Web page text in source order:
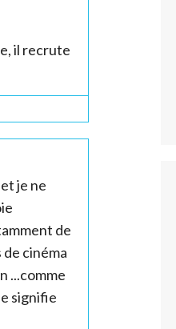
il recrute
je ne
de
cinéma
...comme
signifie